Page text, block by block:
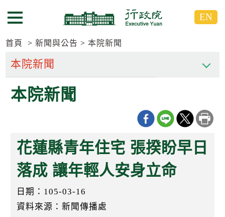
到
要
區
到
要
區
選單按鈕 EN
首頁 新聞與公告 本院新聞
本院新聞
花蓮縣青年住宅 張揆盼早日
落成 讓年輕人安身立命
日期：105-03-16
資料來源：新聞傳播處